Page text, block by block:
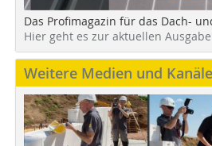
Das Profimagazin für das Dach-
Hier geht es zur aktuellen
Weitere Medien und Kanäle